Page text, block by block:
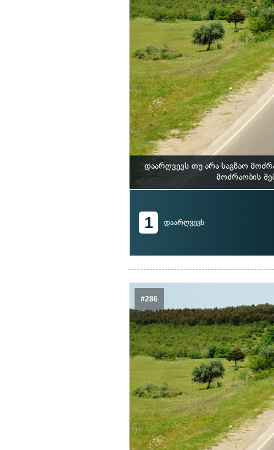
დაარღვევს თუ არა საგზაო
მოძრაობის
1 დაარღვევს
#286